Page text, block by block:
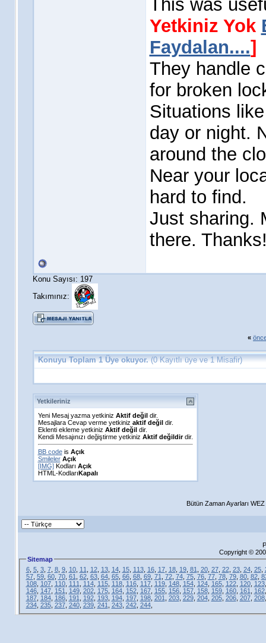
This was
Yetkiniz Yok
Faydalan....]
They handle
for broken
Situations
day or night.
around the
Near your
hard to find.
Just sharing.
there.
Konu Sayısı: 197
Takımınız:
«
Konuyu Toplam 1 Üye okuyor.(0 Kayıtlı üye ve 1 Misafir)
Yetkileriniz
Yeni Mesaj yazma yetkiniz Aktif değildir.
Mesajlara Cevap verme yetkiniz aktif değildir.
Eklenti ekleme yetkiniz Aktif değildir.
Kendi Mesajınızı değiştirme yetkiniz Aktif değildirdir.
BB codeis Açık
Smileler Açık
[IMG]Kodları Açık
HTML-KodlarıKapalı
Bütün Zaman Ayarları
Copyright ©
Sitemap
6, 5, 3, 7, 8, 9, 10, 11 12, 13, 14, 15, 113, 16, 17, 18, 19, 81 20, 27, 22, 23, 24, 25,
57, 59, 60, 70, 61 62, 63, 64, 65, 66, 68, 69, 71 72, 74, 75, 76, 77, 78, 79, 80, 82,
108, 107, 110, 111 114, 115, 118, 116, 117, 119, 148, 154, 124, 165, 122, 120, 123
146, 147, 151 149, 202, 175, 164, 152, 167, 155, 156, 157, 158, 159, 160, 161 162
187, 184, 186, 191 192, 193, 194, 197, 198, 201 203, 229, 204, 205, 206, 207, 208
234, 235, 237, 240, 239, 241 243, 242, 244,